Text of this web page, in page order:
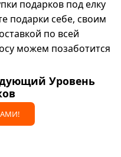
подарков под елку
подарки себе, своим
по всей
можем позаботится
Уровень